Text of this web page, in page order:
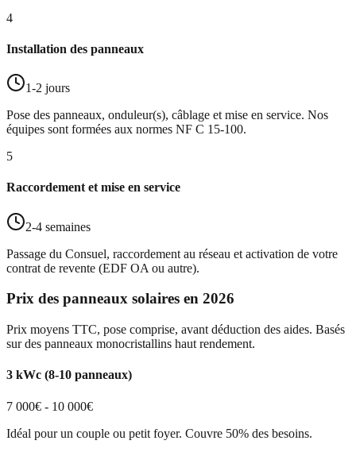
4
Installation des panneaux
1-2 jours
Pose des panneaux, onduleur(s), câblage et mise en service. Nos
équipes sont formées aux normes NF C 15-100.
5
Raccordement et mise en service
2-4 semaines
Passage du Consuel, raccordement au réseau et activation de votre
contrat de revente (EDF OA ou autre).
Prix des panneaux solaires en 2026
Prix moyens TTC, pose comprise, avant déduction des aides. Basés
sur des panneaux monocristallins haut rendement.
3 kWc (8-10 panneaux)
7 000€ - 10 000€
Idéal pour un couple ou petit foyer. Couvre 50% des besoins.